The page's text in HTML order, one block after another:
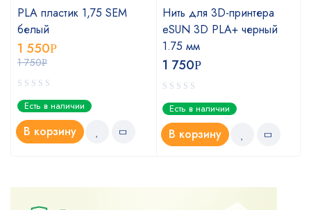
PLA пластик 1,75 SEM
белый
1 750Р
1 550Р
Есть в наличии
В корзину
Нить для 3D-принтера
eSUN 3D PLA+ черный
1.75 мм
1 750Р
Есть в наличии
В корзину